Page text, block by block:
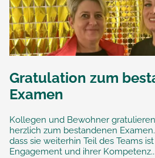
Gratulation zum
Examen
Kollegen und Bewohner
herzlich zum bestandenen
dass sie weiterhin Teil des Teams
Engagement und ihrer Kompetenz...